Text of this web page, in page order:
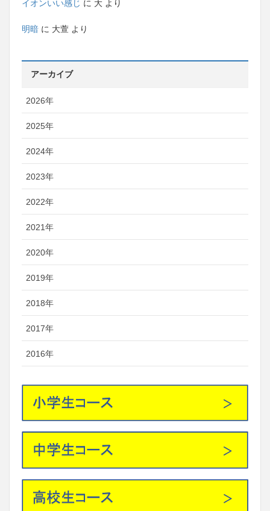
イオンいい感じ に 大 より
明暗 に 大萱 より
アーカイブ
2026年
2025年
2024年
2023年
2022年
2021年
2020年
2019年
2018年
2017年
2016年